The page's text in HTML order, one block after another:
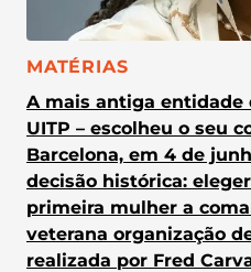
CATEGORIA:
MATÉRIAS
A mais antiga entidade
UITP – escolheu o seu
Barcelona, em 4 de
decisão histórica:
primeira mulher a
veterana organização
realizada por Fred